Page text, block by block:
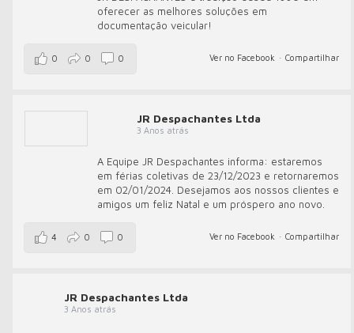
oferecer as melhores soluções em
documentação veicular!
Ver no Facebook · Compartilhar
0 0 0
JR Despachantes Ltda
3 Anos atrás
A Equipe JR Despachantes informa: estaremos
em férias coletivas de 23/12/2023 e retornaremos
em 02/01/2024. Desejamos aos nossos clientes e
amigos um feliz Natal e um próspero ano novo.
Ver no Facebook · Compartilhar
4 0 0
JR Despachantes Ltda
3 Anos atrás